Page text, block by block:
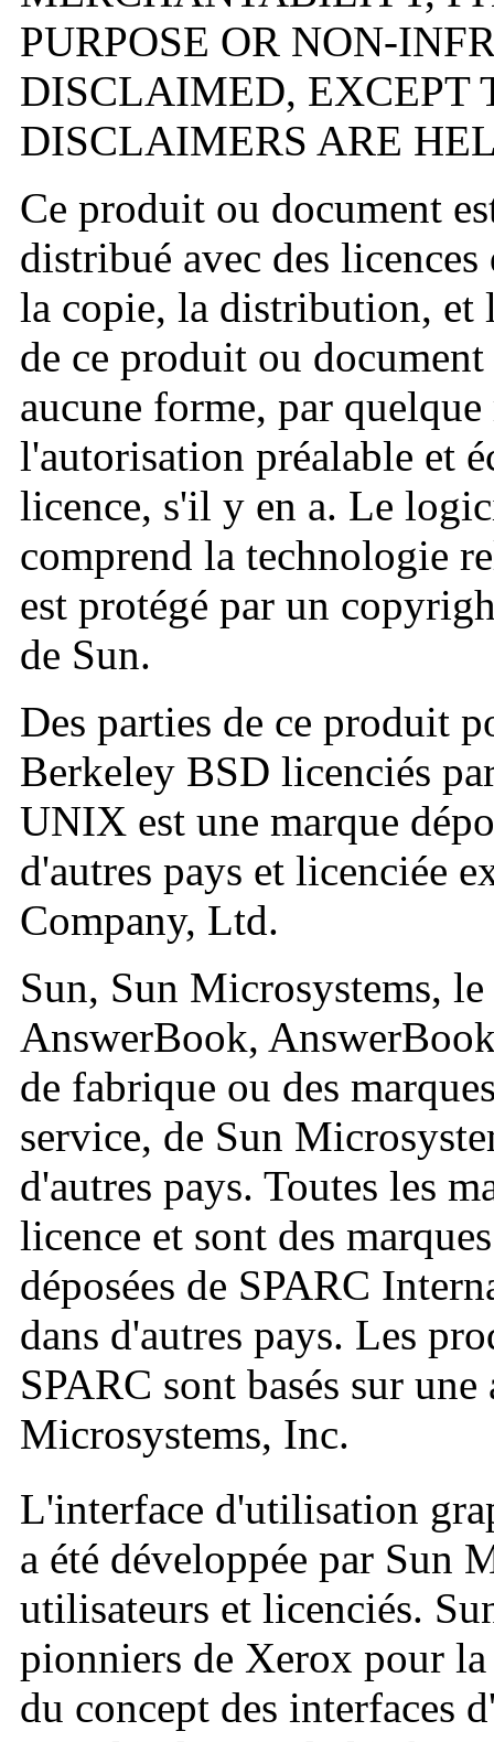
PURPOSE OR NON-
DISCLAIMED, EXCEPT
DISCLAIMERS ARE
Ce produit ou document
distribué avec des
la copie, la distribution, et
de ce produit ou
aucune forme, par
l'autorisation préalable et
licence, s'il y en a. Le
comprend la technologie
est protégé par un
de Sun.
Des parties de ce produit
Berkeley BSD licenciés
UNIX est une marque
d'autres pays et licenciée
Company, Ltd.
Sun, Sun Microsystems,
AnswerBook,
de fabrique ou des
service, de Sun
d'autres pays. Toutes les
licence et sont des
déposées de SPARC
dans d'autres pays. Les
SPARC sont basés sur
Microsystems, Inc.
L'interface d'utilisation
a été développée par Sun
utilisateurs et licenciés.
pionniers de Xerox pour
du concept des interfaces